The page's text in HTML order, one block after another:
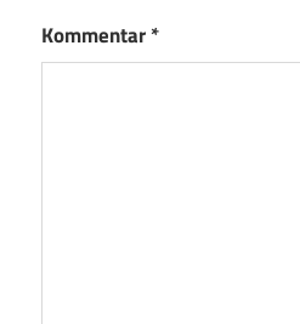
Kommentar*